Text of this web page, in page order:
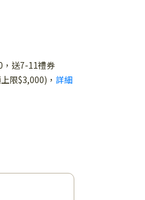
，送7-11禮券
限$3,000)， 詳細